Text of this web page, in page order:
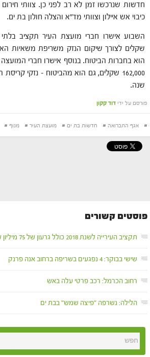
חדשות שנרכשו זמן לא רב לפני כן. צוותי
כיבוי אש איילון וצוותי מד"א והצלה חולון בת ים.
שקלים לצורך שיקום הנזק משריפת משאיות
הוא בחברות הביטוח. בנוסף אישרו חברי
162,000 שקלים, גם הוא מהביטוח – נזקי
שנה.
פורסם על ידי דוד קקון
# אגף התברואה # חדשות בת ים # מועצת העיר # מנוף #
פוסטים קשורים
תקציב העירייה לשנת 2018 כולל גרעון של 75 מיליון שקל
שישי בבוקר: 4 נפגעים בשריפה ברחוב אנה פרנק
רחוב הכרמל: רכב פרטי עלה באש
הלילה: נשרפה "פיצה שמש" בבת ים